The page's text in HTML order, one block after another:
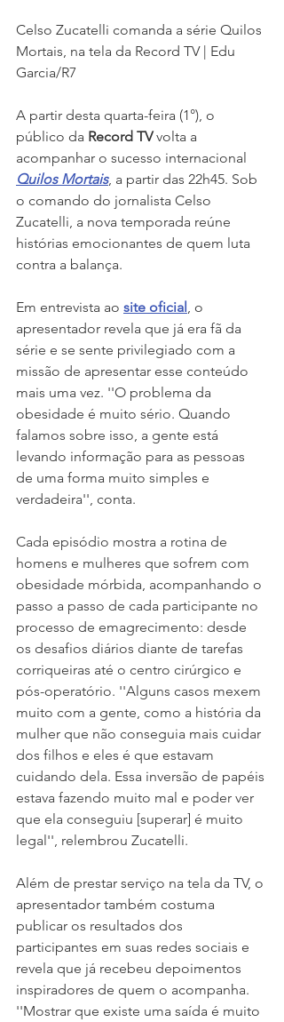
Celso Zucatelli comanda a série Quilos
Mortais, na tela da Record TV | Edu
Garcia/R7
A partir desta quarta-feira (1°), o
público da Record TV volta a
acompanhar o sucesso internacional
Quilos Mortais, a partir das 22h45. Sob
o comando do jornalista Celso
Zucatelli, a nova temporada reúne
histórias emocionantes de quem luta
contra a balança.
Em entrevista ao site oficial , o
apresentador revela que já era fã da
série e se sente privilegiado com a
missão de apresentar esse conteúdo
mais uma vez. ''O problema da
obesidade é muito sério. Quando
falamos sobre isso, a gente está
levando informação para as pessoas
de uma forma muito simples e
verdadeira'', conta.
Cada episódio mostra a rotina de
homens e mulheres que sofrem com
obesidade mórbida, acompanhando o
passo a passo de cada participante no
processo de emagrecimento: desde
os desafios diários diante de tarefas
corriqueiras até o centro cirúrgico e
pós-operatório. ''Alguns casos mexem
muito com a gente, como a história da
mulher que não conseguia mais cuidar
dos filhos e eles é que estavam
cuidando dela. Essa inversão de papéis
estava fazendo muito mal e poder ver
que ela conseguiu [superar] é muito
legal'', relembrou Zucatelli.
Além de prestar serviço na tela da TV, o
apresentador também costuma
publicar os resultados dos
participantes em suas redes sociais e
revela que já recebeu depoimentos
inspiradores de quem o acompanha.
''Mostrar que existe uma saída é muito